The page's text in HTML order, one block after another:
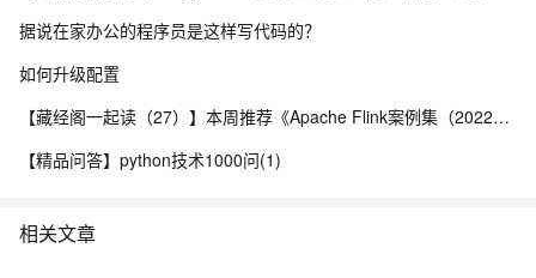
据说在家办公的程序员是这样写代码的？
如何升级配置
【藏经阁一起读（27）】本周推荐《Apache Flink案例集（2022版）》，你有哪些心得？
【精品问答】python技术1000问(1)
相关文章